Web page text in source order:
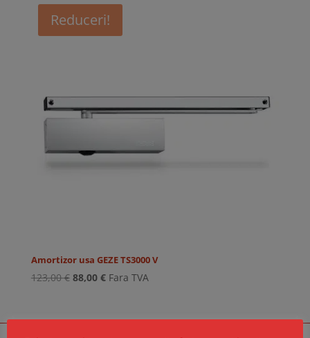
fost:
160,00 €.
107,00 €.
Reduceri!
Amortizor usa GEZE TS3000 V
123,00€ Prețul
88,00 €Prețul
Fara TVA